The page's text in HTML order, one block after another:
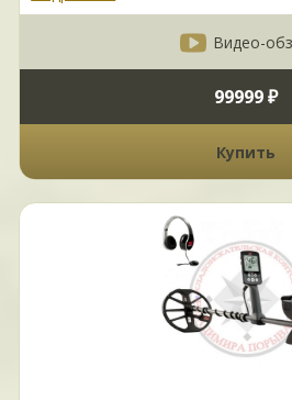
Видео-
99999 ₽
Купить